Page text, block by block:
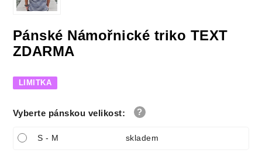
Pánské Námořnické triko TEXT
ZDARMA
LIMITKA
Vyberte pánskou velikost:
S - M skladem